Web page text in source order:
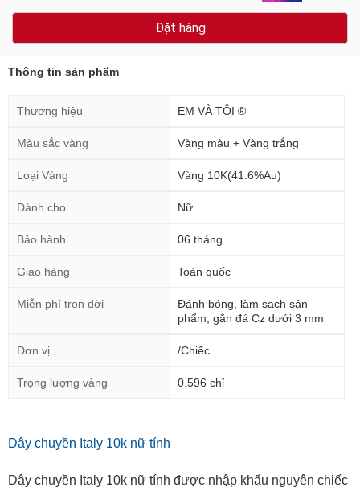
Đặt hàng
Thông tin sản phẩm
Thương hiệu EM VÀ TÔI ®
Màu sắc vàng Vàng màu + Vàng trắng
Loại Vàng Vàng 10K(41.6%Au)
Dành cho Nữ
Bảo hành 06 tháng
Giao hàng Toàn quốc
Miễn phí trọn đời
Đánh bóng, làm sạch sản
phẩm, gắn đá Cz dưới 3 mm
Đơn vị /Chiếc
Trọng lượng vàng 0.596 chỉ
Dây chuyền Italy 10k nữ tính
Dây chuyền Italy 10k nữ tính được nhập khẩu nguyên chiếc